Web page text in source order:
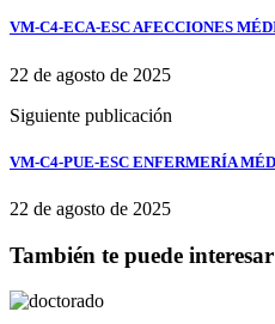
VM-C4-ECA-ESC AFECCIONES
22 de agosto de 2025
Siguiente publicación
VM-C4-PUE-ESC ENFERMERÍA
22 de agosto de 2025
También te puede interesar